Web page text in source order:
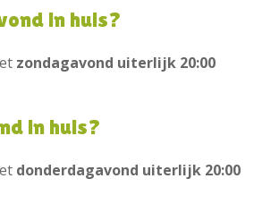
in huis?
zondagavond uiterlijk 20:00
in huis?
donderdagavond uiterlijk 20:00